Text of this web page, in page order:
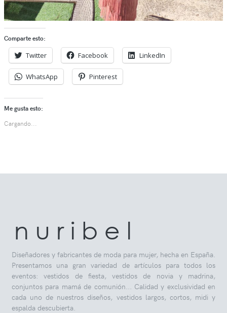
Comparte esto:
Twitter Facebook LinkedIn
WhatsApp Pinterest
Me gusta esto:
Cargando...
n u r i b e l
Diseñadores y fabricantes de moda para mujer, hecha en España.
Presentamos una gran variedad de artículos para todos los
eventos: vestidos de fiesta, vestidos de novia y madrina,
conjuntos para mamá de comunión... Calidad y exclusividad en
cada uno de nuestros diseños, vestidos largos, cortos, midi y
espalda descubierta.